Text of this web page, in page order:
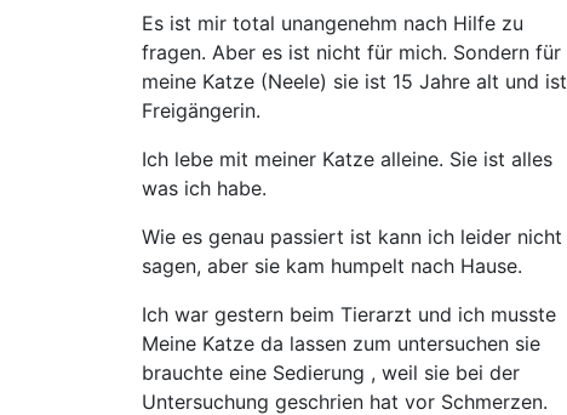
Es ist mir total unangenehm nach Hilfe zu
fragen. Aber es ist nicht für mich. Sondern für
meine Katze (Neele) sie ist 15 Jahre alt und ist
Freigängerin.
Ich lebe mit meiner Katze alleine. Sie ist alles
was ich habe.
Wie es genau passiert ist kann ich leider nicht
sagen, aber sie kam humpelt nach Hause.
Ich war gestern beim Tierarzt und ich musste
Meine Katze da lassen zum untersuchen sie
brauchte eine Sedierung , weil sie bei der
Untersuchung geschrien hat vor Schmerzen.